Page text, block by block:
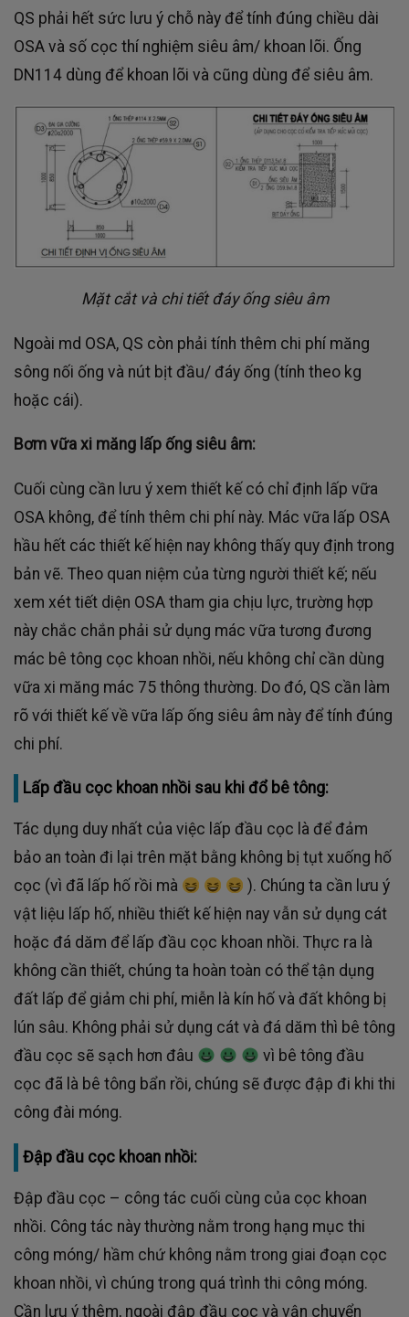
QS phải hết sức lưu ý chỗ này để tính đúng chiều dài
OSA và số cọc thí nghiệm siêu âm/ khoan lõi. Ống
DN114 dùng để khoan lõi và cũng dùng để siêu âm.
Mặt cắt và chi tiết đáy ống siêu âm
Ngoài md OSA, QS còn phải tính thêm chi phí măng
sông nối ống và nút bịt đầu/ đáy ống (tính theo kg
hoặc cái).
Bơm vữa xi măng lấp ống siêu âm:
Cuối cùng cần lưu ý xem thiết kế có chỉ định lấp vữa
OSA không, để tính thêm chi phí này. Mác vữa lấp OSA
hầu hết các thiết kế hiện nay không thấy quy định trong
bản vẽ. Theo quan niệm của từng người thiết kế; nếu
xem xét tiết diện OSA tham gia chịu lực, trường hợp
này chắc chắn phải sử dụng mác vữa tương đương
mác bê tông cọc khoan nhồi, nếu không chỉ cần dùng
vữa xi măng mác 75 thông thường. Do đó, QS cần làm
rõ với thiết kế về vữa lấp ống siêu âm này để tính đúng
chi phí.
Lấp đầu cọc khoan nhồi sau khi đổ bê tông:
Tác dụng duy nhất của việc lấp đầu cọc là để đảm
bảo an toàn đi lại trên mặt bằng không bị tụt xuống hố
cọc (vì đã lấp hố rồi mà
). Chúng ta cần lưu ý
vật liệu lấp hố, nhiều thiết kế hiện nay vẫn sử dụng cát
hoặc đá dăm để lấp đầu cọc khoan nhồi. Thực ra là
không cần thiết, chúng ta hoàn toàn có thể tận dụng
đất lấp để giảm chi phí, miễn là kín hố và đất không bị
lún sâu. Không phải sử dụng cát và đá dăm thì bê tông
đầu cọc sẽ sạch hơn đâu
vì bê tông đầu
cọc đã là bê tông bẩn rồi, chúng sẽ được đập đi khi thi
công đài móng.
Đập đầu cọc khoan nhồi:
Đập đầu cọc – công tác cuối cùng của cọc khoan
nhồi. Công tác này thường nằm trong hạng mục thi
công móng/ hầm chứ không nằm trong giai đoạn cọc
khoan nhồi, vì chúng trong quá trình thi công móng.
Cần lưu ý thêm, ngoài đập đầu cọc và vận chuyển